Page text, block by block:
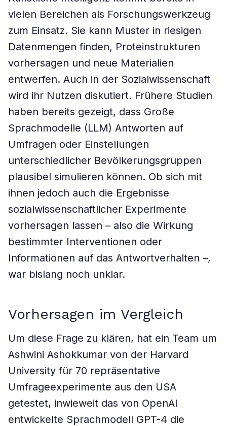
vielen Bereichen als Forschungswerkzeug
zum Einsatz. Sie kann Muster in riesigen
Datenmengen finden, Proteinstrukturen
vorhersagen und neue Materialien
entwerfen. Auch in der Sozialwissenschaft
wird ihr Nutzen diskutiert. Frühere Studien
haben bereits gezeigt, dass Große
Sprachmodelle (LLM) Antworten auf
Umfragen oder Einstellungen
unterschiedlicher Bevölkerungsgruppen
plausibel simulieren können. Ob sich mit
ihnen jedoch auch die Ergebnisse
sozialwissenschaftlicher Experimente
vorhersagen lassen – also die Wirkung
bestimmter Interventionen oder
Informationen auf das Antwortverhalten –,
war bislang noch unklar.
Vorhersagen im Vergleich
Um diese Frage zu klären, hat ein Team um
Ashwini Ashokkumar von der Harvard
University für 70 repräsentative
Umfrageexperimente aus den USA
getestet, inwieweit das von OpenAI
entwickelte Sprachmodell GPT-4 die